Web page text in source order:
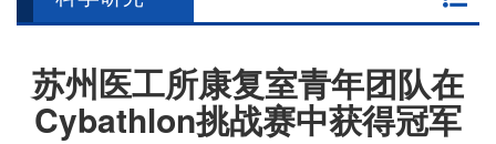
苏州医工所康复室青年团队在
Cybathlon挑战赛中获得冠军